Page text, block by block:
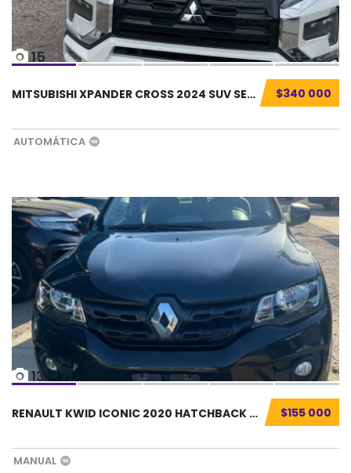
15
$340 000
MITSUBISHI XPANDER CROSS 2024 SUV SEMINUEVO....
AUTOMÁTICA
13
$155 000
RENAULT KWID ICONIC 2020 HATCHBACK SEMINUEVO...
MANUAL